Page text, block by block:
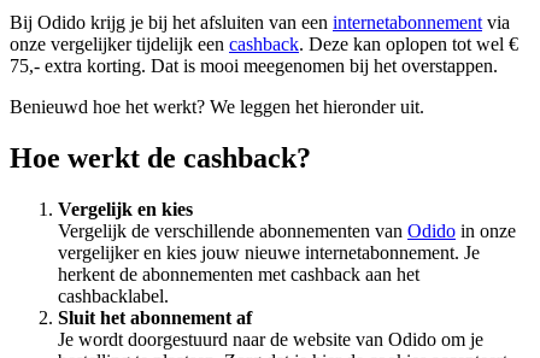
Bij Odido krijg je bij het afsluiten van een internetabonnement via
onze vergelijker tijdelijk een cashback. Deze kan oplopen tot wel €
75,- extra korting. Dat is mooi meegenomen bij het overstappen.
Benieuwd hoe het werkt? We leggen het hieronder uit.
Hoe werkt de cashback?
Vergelijk en kies
Vergelijk de verschillende abonnementen van Odido in onze
vergelijker en kies jouw nieuwe internetabonnement. Je
herkent de abonnementen met cashback aan het
cashbacklabel.
Sluit het abonnement af
Je wordt doorgestuurd naar de website van Odido om je